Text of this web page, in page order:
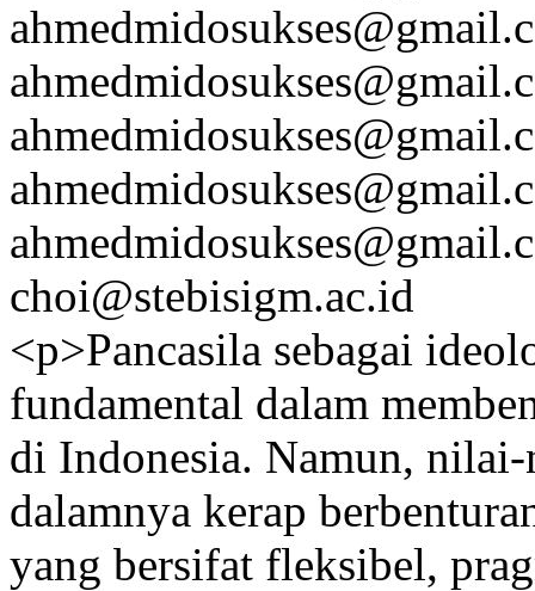
choi@stebisigm.ac.id
<p>Pancasila sebagai
fundamental dalam
di Indonesia. Namun,
dalamnya kerap
yang bersifat fleksibel,